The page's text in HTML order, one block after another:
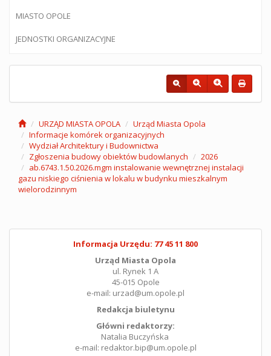
MIASTO OPOLE
JEDNOSTKI ORGANIZACYJNE
URZĄD MIASTA OPOLA
Urząd Miasta Opola
Informacje komórek organizacyjnych
Wydział Architektury i Budownictwa
Zgłoszenia budowy obiektów budowlanych
2026
ab.6743.1.50.2026.mgm instalowanie wewnętrznej instalacji
gazu niskiego ciśnienia w lokalu w budynku mieszkalnym
wielorodzinnym
Informacja Urzędu: 77 45 11 800
Urząd Miasta Opola
ul. Rynek 1 A
45-015 Opole
e-mail: urzad@um.opole.pl
Redakcja biuletynu
Główni redaktorzy:
Natalia Buczyńska
e-mail: redaktor.bip@um.opole.pl